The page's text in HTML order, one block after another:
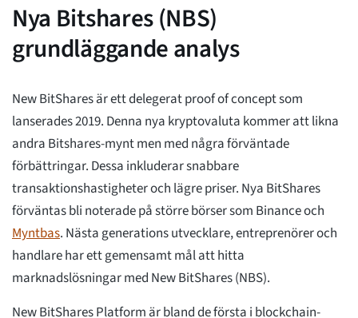
Nya Bitshares (NBS)
grundläggande analys
New BitShares är ett delegerat proof of concept som
lanserades 2019. Denna nya kryptovaluta kommer att likna
andra Bitshares-mynt men med några förväntade
förbättringar. Dessa inkluderar snabbare
transaktionshastigheter och lägre priser. Nya BitShares
förväntas bli noterade på större börser som Binance och
Myntbas. Nästa generations utvecklare, entreprenörer och
handlare har ett gemensamt mål att hitta
marknadslösningar med New BitShares (NBS).
New BitShares Platform är bland de första i blockchain-